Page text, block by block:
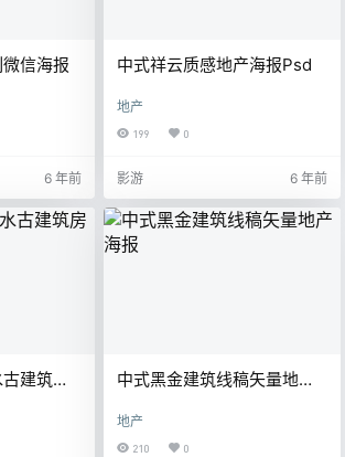
信海报
6 年前
中式祥云质感地产海报Psd
地产
199 0
影游 6 年前
建筑房
中式黑金建筑线稿矢量地产
地产
210 0